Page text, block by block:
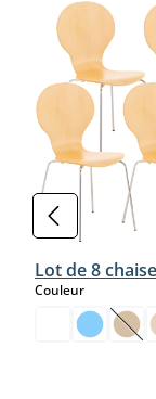
Lot de 8
Couleurselect